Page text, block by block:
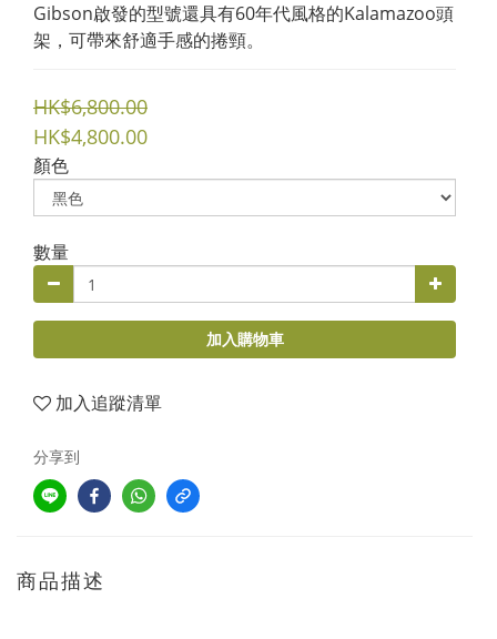
Gibson啟發的型號還具有60年代風格的Kalamazoo頭
架，可帶來舒適手感的捲頸。
HK$6,800.00
HK$4,800.00
顏色
數量
加入購物車
加入追蹤清單
分享到
商品描述